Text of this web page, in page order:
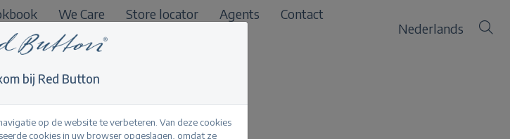
We Care Store locator Agents
Contact
B2B
Nederlands
bij Red Button
op de website te verbeteren. Van deze cookies
cookies in uw browser opgeslagen, omdat ze